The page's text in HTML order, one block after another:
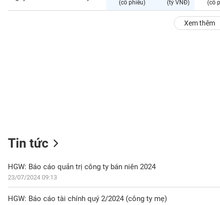
(cổ phiếu) (tỷ VNĐ) (cổ
Xem thêm
Tin tức
HGW: Báo cáo quản trị công ty bán niên 2024
23/07/2024 09:13
HGW: Báo cáo tài chính quý 2/2024 (công ty mẹ)
NHÂN
DOANH